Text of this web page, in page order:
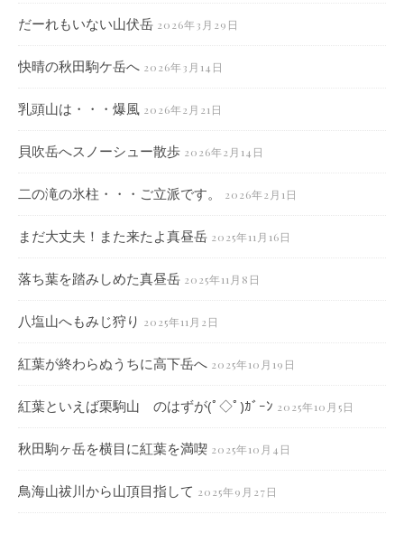
だーれもいない山伏岳 2026年3月29日
快晴の秋田駒ケ岳へ 2026年3月14日
乳頭山は・・・爆風 2026年2月21日
貝吹岳へスノーシュー散歩 2026年2月14日
二の滝の氷柱・・・ご立派です。 2026年2月1日
まだ大丈夫！また来たよ真昼岳 2025年11月16日
落ち葉を踏みしめた真昼岳 2025年11月8日
八塩山へもみじ狩り 2025年11月2日
紅葉が終わらぬうちに高下岳へ 2025年10月19日
紅葉といえば栗駒山 のはずが(ﾟ◇ﾟ)ｶﾞｰﾝ 2025年10月5日
秋田駒ヶ岳を横目に紅葉を満喫 2025年10月4日
鳥海山祓川から山頂目指して 2025年9月27日